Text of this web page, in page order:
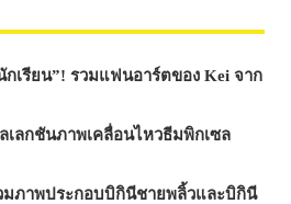
เรียน”! รวมแฟนอาร์ตของ Kei จาก
เลกชันภาพเคลื่อนไหวธีมพิกเซล
มภาพประกอบบิกินีชายพลิ้วและบิกินี